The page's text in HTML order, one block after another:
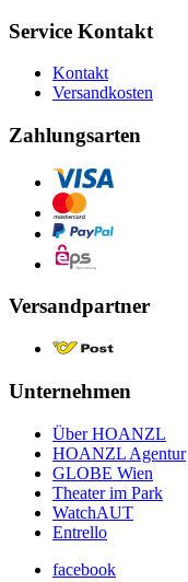
Service Kontakt
Kontakt
Versandkosten
Zahlungsarten
Versandpartner
Unternehmen
Über HOANZL
HOANZL Agentur
GLOBE Wien
Theater im Park
WatchAUT
Entrello
facebook